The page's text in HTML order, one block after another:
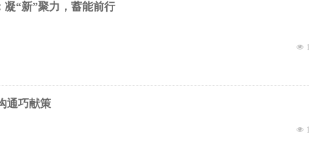
“新”聚力，蓄能前行
넶
通巧献策
넶